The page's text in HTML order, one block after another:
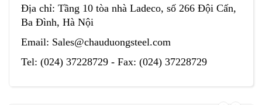
Địa chỉ: Tầng 10 tòa nhà Ladeco, số 266 Đội Cấn,
Ba Đình, Hà Nội
Email: Sales@chauduongsteel.com
Tel: (024) 37228729 - Fax: (024) 37228729